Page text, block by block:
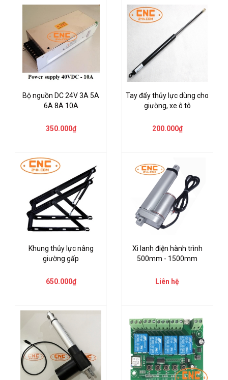
Bộ nguồn DC 24V 3A 5A
6A 8A 10A
350.000₫
Tay đẩy thủy lực dùng cho
giường, xe ô tô
200.000₫
Khung thủy lực nâng
giường gấp
650.000₫
Xi lanh điện hành trình
500mm - 1500mm
Liên hệ